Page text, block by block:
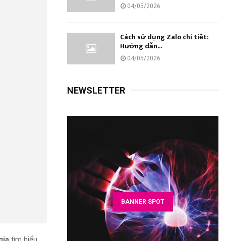
04/05/2026
Cách sử dụng Zalo chi tiết:
Hướng dẫn...
04/05/2026
NEWSLETTER
BANNER SPOT